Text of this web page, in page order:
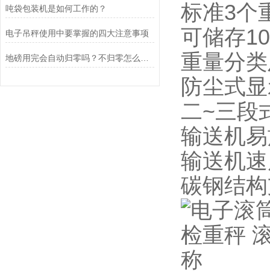
吨袋包装机是如何工作的？
电子吊秤使用中要掌握的四大注意事项
标准3个
可储存
重量分
防尘式
二~三段
输送机
输送机
碳钢结